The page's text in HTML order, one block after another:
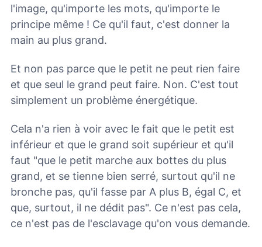
l'image, qu'importe les mots, qu'importe le
principe même ! Ce qu'il faut, c'est donner la
main au plus grand.
Et non pas parce que le petit ne peut rien faire
et que seul le grand peut faire. Non. C'est tout
simplement un problème énergétique.
Cela n'a rien à voir avec le fait que le petit est
inférieur et que le grand soit supérieur et qu'il
faut "que le petit marche aux bottes du plus
grand, et se tienne bien serré, surtout qu'il ne
bronche pas, qu'il fasse par A plus B, égal C, et
que, surtout, il ne dédit pas". Ce n'est pas cela,
ce n'est pas de l'esclavage qu'on vous demande.